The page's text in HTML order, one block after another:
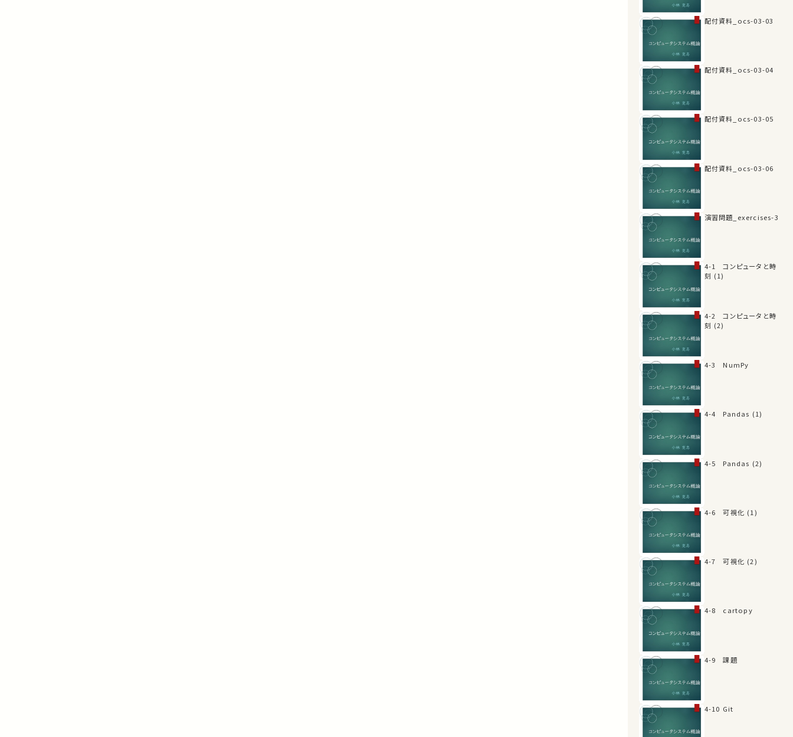
配付資料_ocs-03-03
配付資料_ocs-03-04
配付資料_ocs-03-05
配付資料_ocs-03-06
演習問題_exercises-3
4-1 コンピュータと時
刻 (1)
4-2 コンピュータと時
刻 (2)
4-3 NumPy
4-4 Pandas (1)
4-5 Pandas (2)
4-6 可視化 (1)
4-7 可視化 (2)
4-8 cartopy
4-9 課題
4-10 Git